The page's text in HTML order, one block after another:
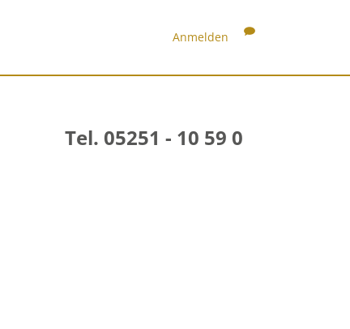
Anmelden
Tel. 05251 - 10 59 0